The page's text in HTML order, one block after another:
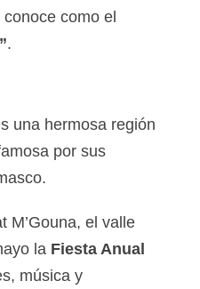
como el
.
una hermosa región
por sus
M’Gouna, el valle
la Fiesta Anual
música y